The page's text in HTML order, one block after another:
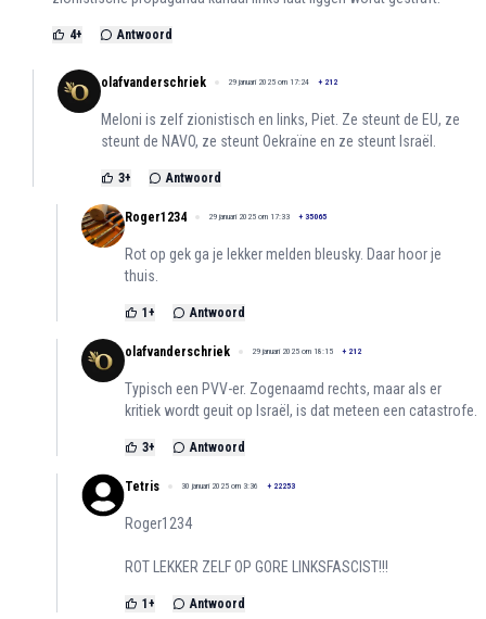
4+ Antwoord
olafvanderschriek 29 januari 2025 om 17:24 + 212
Meloni is zelf zionistisch en links, Piet. Ze steunt de EU, ze
steunt de NAVO, ze steunt Oekraïne en ze steunt Israël.
3+ Antwoord
Roger1234 29 januari 2025 om 17:33 + 35065
Rot op gek ga je lekker melden bleusky. Daar hoor je
thuis.
1 + Antwoord
olafvanderschriek 29 januari 2025 om 18:15 + 212
Typisch een PVV-er. Zogenaamd rechts, maar als er
kritiek wordt geuit op Israël, is dat meteen een catastrofe.
3+ Antwoord
Tetris 30 januari 2025 om 3:36 + 22253
Roger1234
ROT LEKKER ZELF OP GORE LINKSFASCIST!!!
1 + Antwoord